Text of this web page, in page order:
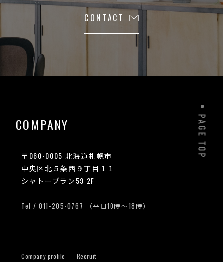
CONTACT
COMPANY
〒060-0005 北海道札幌市
中央区北５条西９丁目１１
シャトーブラン59 2F
Tel /011-205-0767 （平日10時〜18時）
Company profile Recruit